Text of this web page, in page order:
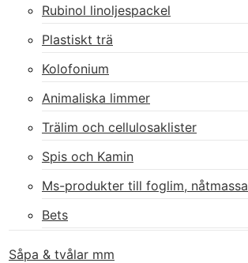
Rubinol linoljespackel
Plastiskt trä
Kolofonium
Animaliska limmer
Trälim och cellulosaklister
Spis och Kamin
Ms-produkter till foglim, nåtmassa
Bets
Såpa & tvålar mm